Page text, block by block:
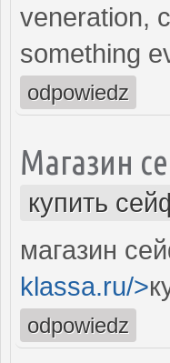
veneration,
something
odpowiedz
Магазин
купить
магазин
klassa.ru/>
odpowiedz